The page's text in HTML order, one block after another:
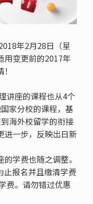
年2月28日（星
用变更前的2017年
讲座的课程也从4个
家分校的课程，基
海外校留学的衔接
进一步，反映出日新
学费也随之调整。
报名并且缴清学费
费。请勿错过优惠